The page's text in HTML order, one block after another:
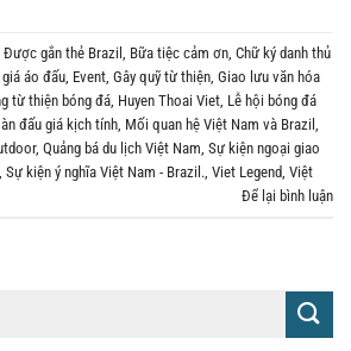
Được gắn thẻ Brazil Bữa tiệc cảm ơn Chữ ký danh thủ
áo đấu Event Gây quỹ từ thiện Giao lưu văn hóa
từ thiện bóng đá Huyen Thoai Viet Lễ hội bóng đá
đấu giá kịch tính Mối quan hệ Việt Nam và Brazil
, Quảng bá du lịch Việt Nam Sự kiện ngoại giao
Sự kiện ý nghĩa Việt Nam - Brazil. Viet Legend Việt
Để lại bình luận